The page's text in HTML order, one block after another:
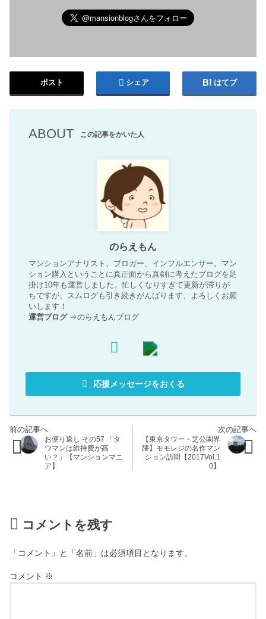
ポスト シェア はてブ
ABOUT この記事をかいた人
のらえもん
マンションアナリスト、ブロガー、インフルエンサー。マン
ション購入ということに真正面から真剣に考えたブログを足
掛け10年も運営しました。忙しくなりすぎて更新が滞りが
ちですが、スムログも引き続きがんばります、よろしくお願
いします！
運営ブログ⇒のらえもんブログ
応援メッセージをおくる
お便り返し その57 「タ
ワマンは維持費が高
い？」【マンションマニ
ア】
【東京タワー・芝公園界
隈】モモレジの名作マン
ション訪問【2017Vol.1
0】
コメントを残す
「コメント」と「名前」は必須項目となります。
コメント ※